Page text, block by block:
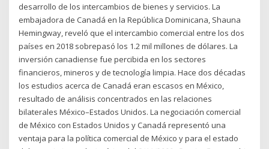
desarrollo de los intercambios de bienes y servicios. La
embajadora de Canadá en la República Dominicana, Shauna
Hemingway, reveló que el intercambio comercial entre los dos
países en 2018 sobrepasó los 1.2 mil millones de dólares. La
inversión canadiense fue percibida en los sectores
financieros, mineros y de tecnología limpia. Hace dos décadas
los estudios acerca de Canadá eran escasos en México,
resultado de análisis concentrados en las relaciones
bilaterales México–Estados Unidos. La negociación comercial
de México con Estados Unidos y Canadá representó una
ventaja para la política comercial de México y para el estado